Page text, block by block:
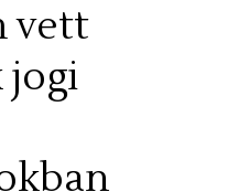
vett
jogi